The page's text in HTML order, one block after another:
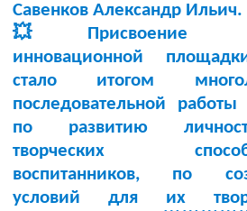
Савенков Александр Ильич.
💥Присвоение
инновационной
стало итогом
последовательной
по развитию
творческих
воспитанников, по
условий для их